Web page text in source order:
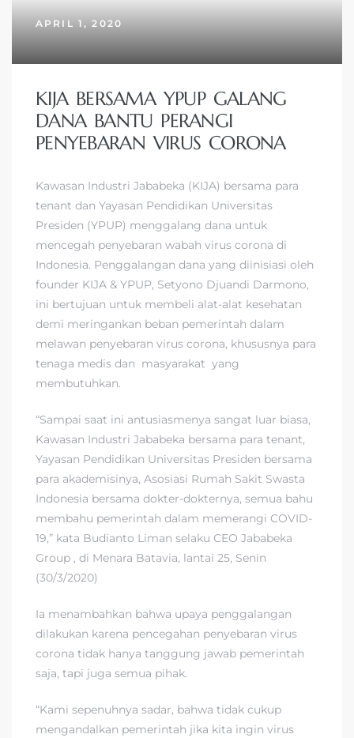
APRIL 1, 2020
KIJA BERSAMA YPUP GALANG
DANA BANTU PERANGI
PENYEBARAN VIRUS CORONA
Kawasan Industri Jababeka (KIJA) bersama para
tenant dan Yayasan Pendidikan Universitas
Presiden (YPUP) menggalang dana untuk
mencegah penyebaran wabah virus corona di
Indonesia. Penggalangan dana yang diinisiasi oleh
founder KIJA & YPUP, Setyono Djuandi Darmono,
ini bertujuan untuk membeli alat-alat kesehatan
demi meringankan beban pemerintah dalam
melawan penyebaran virus corona, khususnya para
tenaga medis dan masyarakat yang
membutuhkan.
“Sampai saat ini antusiasmenya sangat luar biasa,
Kawasan Industri Jababeka bersama para tenant,
Yayasan Pendidikan Universitas Presiden bersama
para akademisinya, Asosiasi Rumah Sakit Swasta
Indonesia bersama dokter-dokternya, semua bahu
membahu pemerintah dalam memerangi COVID-
19,” kata Budianto Liman selaku CEO Jababeka
Group , di Menara Batavia, lantai 25, Senin
(30/3/2020)
Ia menambahkan bahwa upaya penggalangan
dilakukan karena pencegahan penyebaran virus
corona tidak hanya tanggung jawab pemerintah
saja, tapi juga semua pihak.
“Kami sepenuhnya sadar, bahwa tidak cukup
mengandalkan pemerintah jika kita ingin virus